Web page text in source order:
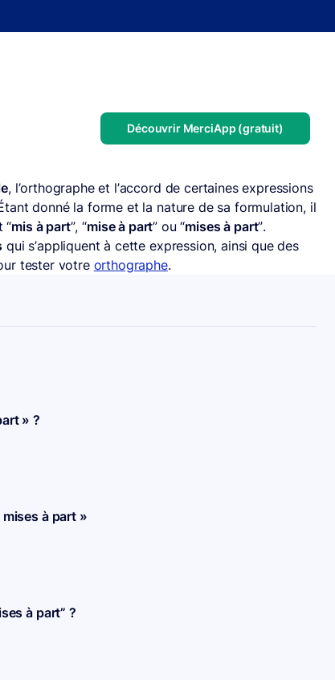
Découvrir MerciApp (gratuit)
, l’orthographe et l’accord de certaines expressions
donné la forme et la nature de sa formulation, il
“mis à part”, “mise à part” ou “mises à part”.
qui s’appliquent à cette expression, ainsi que des
tester votre orthographe.
» ?
à part »
à part” ?